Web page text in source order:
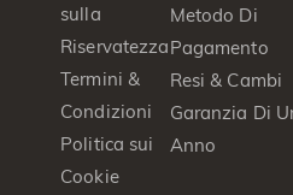
sulla
Riservatezza
Termini &
Condizioni
Politica sui
Cookie
Metodo Di
Pagamento
Resi & Cambi
Garanzia Di
Anno